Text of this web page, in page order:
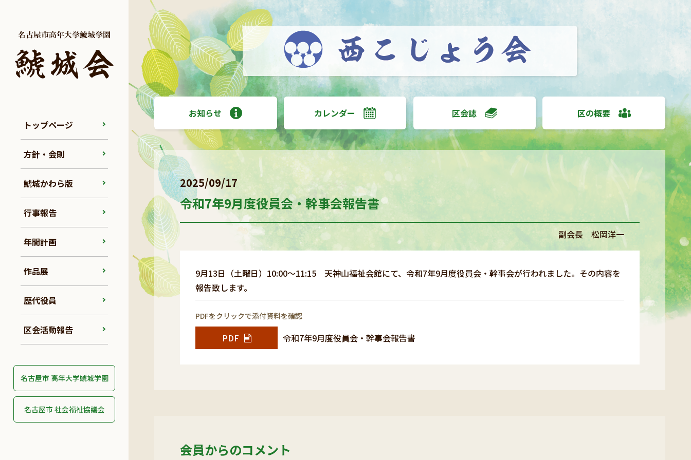
トップページ
方針・会則
鯱城かわら版
行事報告
年間計画
作品展
歴代役員
区会活動報告
名古屋市 高年大学鯱城学園
名古屋市 社会福祉協議会
お知らせ カレンダー 区会誌 区の概要
2025/09/17
令和7年9月度役員会・幹事会報告書
副会長 松岡洋一
9月13日（土曜日）10:00～11:15 天神山福祉会館にて、令和7年9月度役員会・幹事会が行われました。その内容を
報告致します。
PDFをクリックで添付資料を確認
PDF 令和7年9月度役員会・幹事会報告書
会員からのコメント